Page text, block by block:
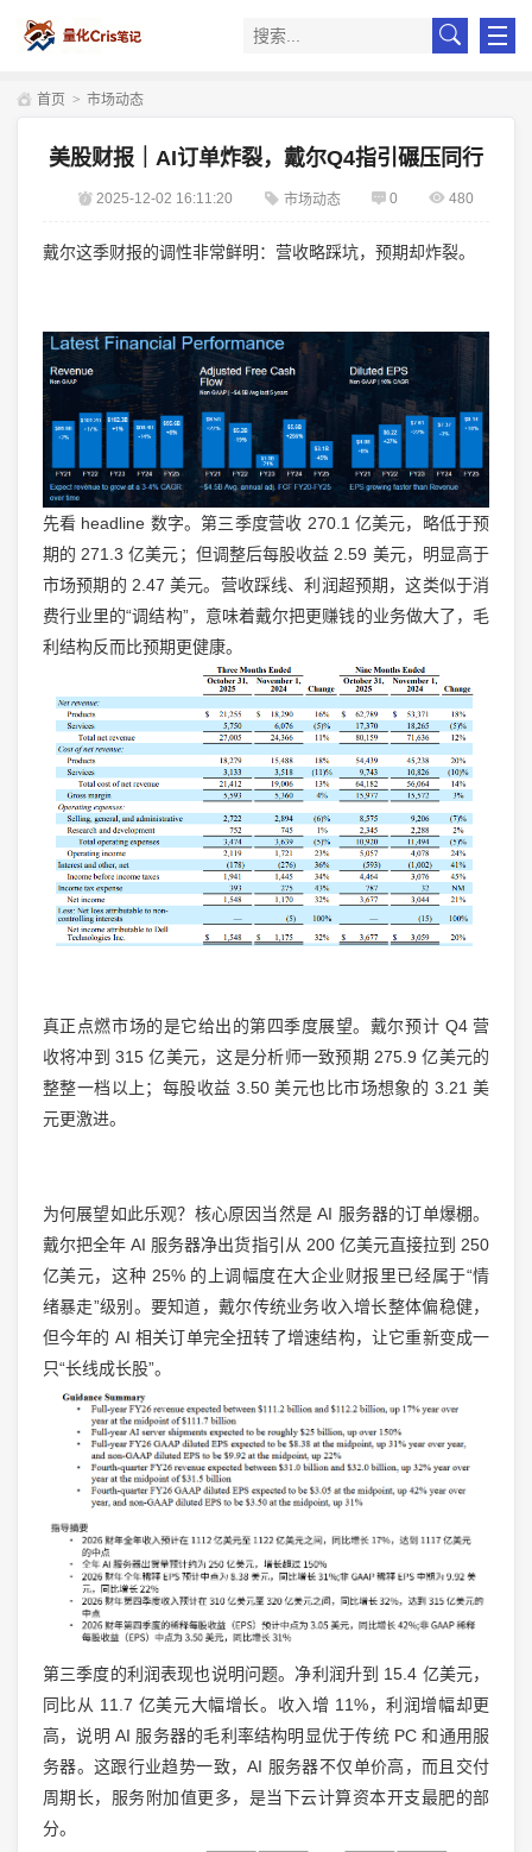
首页 > 市场动态
美股财报｜AI订单炸裂，戴尔Q4指引碾压同行
2025-12-02 16:11:20 市场动态 0 480
戴尔这季财报的调性非常鲜明：营收略踩坑，预期却炸裂。
先看 headline 数字。第三季度营收 270.1 亿美元，略低于预
期的 271.3 亿美元；但调整后每股收益 2.59 美元，明显高于
市场预期的 2.47 美元。营收踩线、利润超预期，这类似于消
费行业里的“调结构”，意味着戴尔把更赚钱的业务做大了，毛
利结构反而比预期更健康。
真正点燃市场的是它给出的第四季度展望。戴尔预计 Q4 营
收将冲到 315 亿美元，这是分析师一致预期 275.9 亿美元的
整整一档以上；每股收益 3.50 美元也比市场想象的 3.21 美
元更激进。
为何展望如此乐观？核心原因当然是 AI 服务器的订单爆棚。
戴尔把全年 AI 服务器净出货指引从 200 亿美元直接拉到 250
亿美元，这种 25% 的上调幅度在大企业财报里已经属于“情
绪暴走”级别。要知道，戴尔传统业务收入增长整体偏稳健，
但今年的 AI 相关订单完全扭转了增速结构，让它重新变成一
只“长线成长股”。
第三季度的利润表现也说明问题。净利润升到 15.4 亿美元，
同比从 11.7 亿美元大幅增长。收入增 11%，利润增幅却更
高，说明 AI 服务器的毛利率结构明显优于传统 PC 和通用服
务器。这跟行业趋势一致，AI 服务器不仅单价高，而且交付
周期长，服务附加值更多，是当下云计算资本开支最肥的部
分。